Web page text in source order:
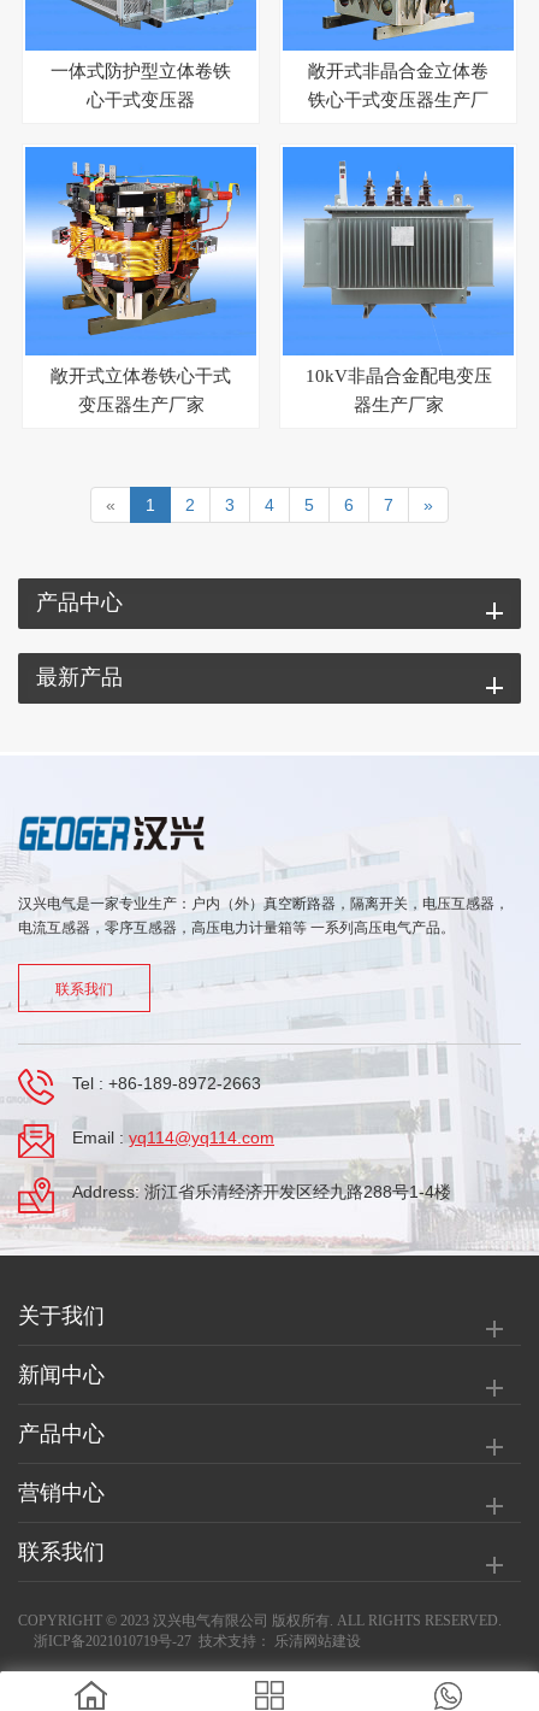
一体式防护型立体卷铁
心干式变压器
敞开式非晶合金立体卷
铁心干式变压器生产厂
敞开式立体卷铁心干式
变压器生产厂家
10kV非晶合金配电变压
器生产厂家
« 1 2 3 4 5 6 7 »
产品中心
最新产品
汉兴电气是一家专业生产：户内（外）真空断路器，隔离开关，电压互感器，
电流互感器，零序互感器，高压电力计量箱等 一系列高压电气产品。
联系我们
Tel : +86-189-8972-2663
Email : yq114@yq114.com
Address: 浙江省乐清经济开发区经九路288号1-4楼
关于我们
新闻中心
产品中心
营销中心
联系我们
COPYRIGHT © 2023 汉兴电气有限公司 版权所有. ALL RIGHTS RESERVED.
浙ICP备2021010719号-27 技术支持： 乐清网站建设